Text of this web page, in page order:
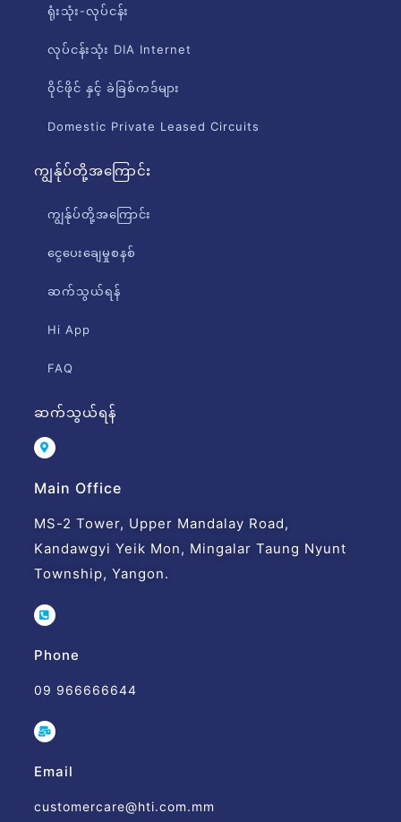
ရုံးသုံး-လုပ်ငန်း
လုပ်ငန်းသုံး DIA Internet
ဝိုင်ဖိုင် နှင့် ခဲခြစ်ကဒ်များ
Domestic Private Leased Circuits
ကျွန်ုပ်တို့အကြောင်း
ကျွန်ုပ်တို့အကြောင်း
ငွေပေးချေမှုစနစ်
ဆက်သွယ်ရန်
Hi App
FAQ
ဆက်သွယ်ရန်
Main Office
MS-2 Tower, Upper Mandalay Road,
Kandawgyi Yeik Mon, Mingalar Taung Nyunt
Township, Yangon.
Phone
09 966666644
Email
customercare@hti.com.mm